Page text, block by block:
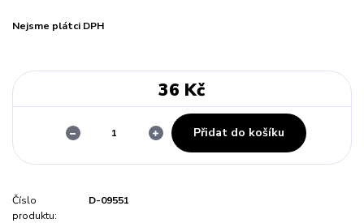
Nejsme plátci DPH
36 Kč
Přidat do košíku
Číslo
produktu:
D-09551